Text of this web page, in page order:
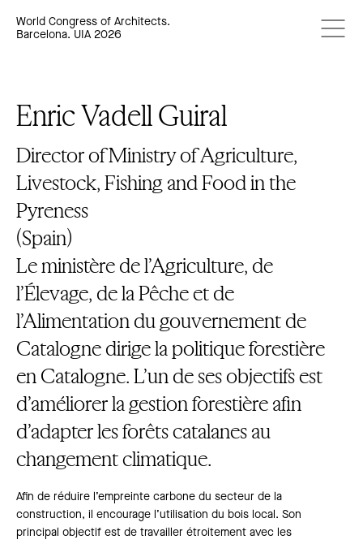
World Congress of Architects.
Barcelona. UIA 2026
Enric Vadell Guiral
Director of Ministry of Agriculture,
Livestock, Fishing and Food in the
Pyreness
(Spain)
Le ministère de l’Agriculture, de
l’Élevage, de la Pêche et de
l’Alimentation du gouvernement de
Catalogne dirige la politique forestière
en Catalogne. L’un de ses objectifs est
d’améliorer la gestion forestière afin
d’adapter les forêts catalanes au
changement climatique.
Afin de réduire l’empreinte carbone du secteur de la
construction, il encourage l’utilisation du bois local. Son
principal objectif est de travailler étroitement avec les